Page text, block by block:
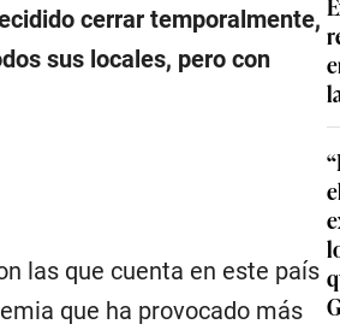
cerrar temporalmente,
sus locales, pero con
las que cuenta en este país
que ha provocado más